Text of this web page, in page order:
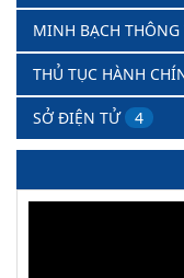
MINH BẠCH THÔNG
THỦ TỤC HÀNH
SỞ ĐIỆN TỬ 4